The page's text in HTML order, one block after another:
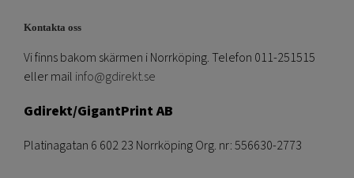
Kontakta oss
Vi finns bakom skärmen i Norrköping. Telefon 011-251515
eller mail info@gdirekt.se
Gdirekt/GigantPrint AB
Platinagatan 6 602 23 Norrköping Org. nr: 556630-2773